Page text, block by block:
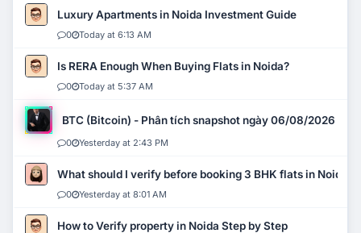
Luxury Apartments in Noida Investment Guide
0 Today at 6:13 AM
Is RERA Enough When Buying Flats in Noida?
0 Today at 5:37 AM
BTC (Bitcoin) - Phân tích snapshot ngày 06/08/2026
0 Yesterday at 2:43 PM
What should I verify before booking 3 BHK flats in Noida?
0 Yesterday at 8:01 AM
How to Verify property in Noida Step by Step